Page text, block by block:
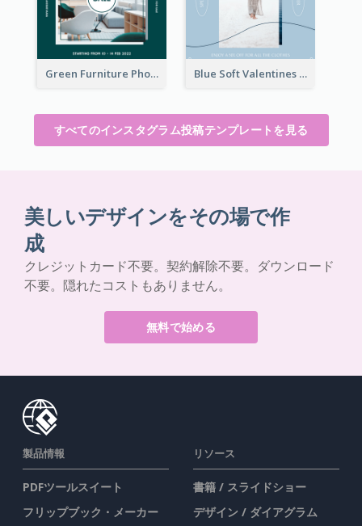
Green Furniture Photo Furniture Sale Instagram Post Blue Soft Valentines Day Limited Sale Instagram Post
すべてのインスタグラム投稿テンプレートを見る
美しいデザインをその場で作
成
クレジットカード不要。契約解除不要。ダウンロード
不要。隠れたコストもありません。
無料で始める
製品情報
PDFツールスイート
フリップブック・メーカー
リソース
書籍 / スライドショー
デザイン / ダイアグラム